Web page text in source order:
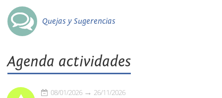
Quejas y Sugerencias
Agenda actividades
08/01/2026 26/11/2026